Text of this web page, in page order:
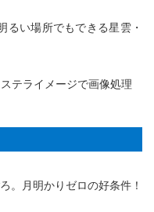
るい場所でもできる星雲・
テライメージで画像処理
。月明かりゼロの好条件！